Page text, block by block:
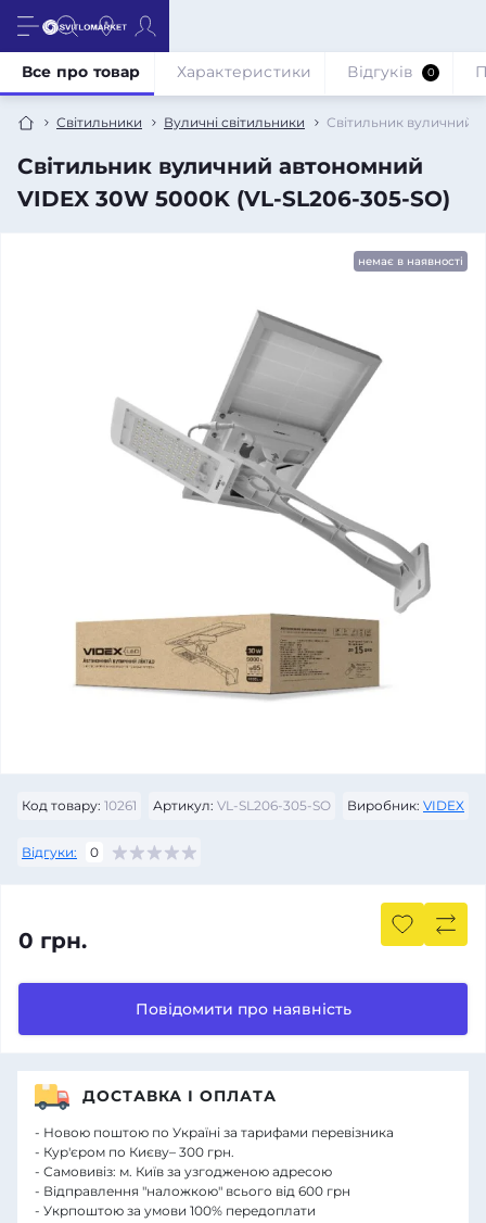
Світильники Вуличні світильники Світильник вуличний
Світильник вуличний автономний
VIDEX 30W 5000K (VL-SL206-305-SO)
Все про товар Характеристики Відгуків 0
немає в наявності
Код товару: 10261 Артикул: VL-SL206-305-SO Виробник: VIDEX
Відгуки: 0
0 грн.
Повідомити про наявність
ДОСТАВКА І ОПЛАТА
- Новою поштою по Україні за тарифами перевізника
- Кур'єром по Києву– 300 грн.
- Самовивіз: м. Київ за узгодженою адресою
- Відправлення "наложкою" всього від 600 грн
- Укрпоштою за умови 100% передоплати